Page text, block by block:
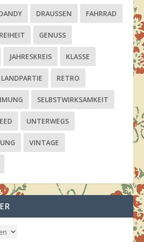
DRAUSSEN FAHRRAD
GENUSS
JAHRESKREIS KLASSE
LANDPARTIE RETRO
SELBSTWIRKSAMKEIT
UNTERWEGS
VINTAGE